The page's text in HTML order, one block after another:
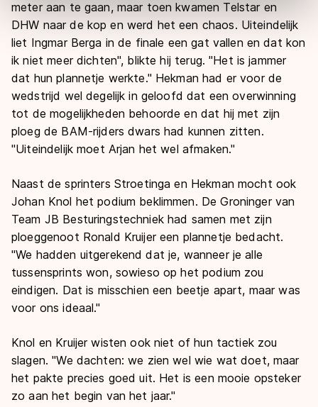
Door op ‘Toestaan’ te klikken, stemt u in met deze
overdracht. Meer informatie vindt u in onscookiebeleid.
meter aan te gaan, maar toen kwamen Telstar en
DHW naar de kop en werd het een chaos. Uiteindelijk
liet Ingmar Berga in de finale een gat vallen en dat kon
ik niet meer dichten", blikte hij terug. "Het is jammer
dat hun plannetje werkte." Hekman had er voor de
wedstrijd wel degelijk in geloofd dat een overwinning
tot de mogelijkheden behoorde en dat hij met zijn
ploeg de BAM-rijders dwars had kunnen zitten.
"Uiteindelijk moet Arjan het wel afmaken."
Naast de sprinters Stroetinga en Hekman mocht ook
Johan Knol het podium beklimmen. De Groninger van
Team JB Besturingstechniek had samen met zijn
ploeggenoot Ronald Kruijer een plannetje bedacht.
"We hadden uitgerekend dat je, wanneer je alle
tussensprints won, sowieso op het podium zou
eindigen. Dat is misschien een beetje apart, maar was
voor ons ideaal."
Knol en Kruijer wisten ook niet of hun tactiek zou
slagen. "We dachten: we zien wel wie wat doet, maar
het pakte precies goed uit. Het is een mooie opsteker
zo aan het begin van het jaar."